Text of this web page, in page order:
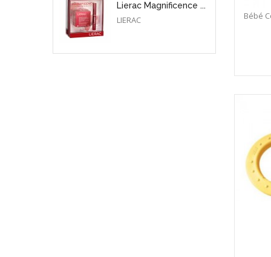
Lierac Magnificence ...
LIERAC Bébé